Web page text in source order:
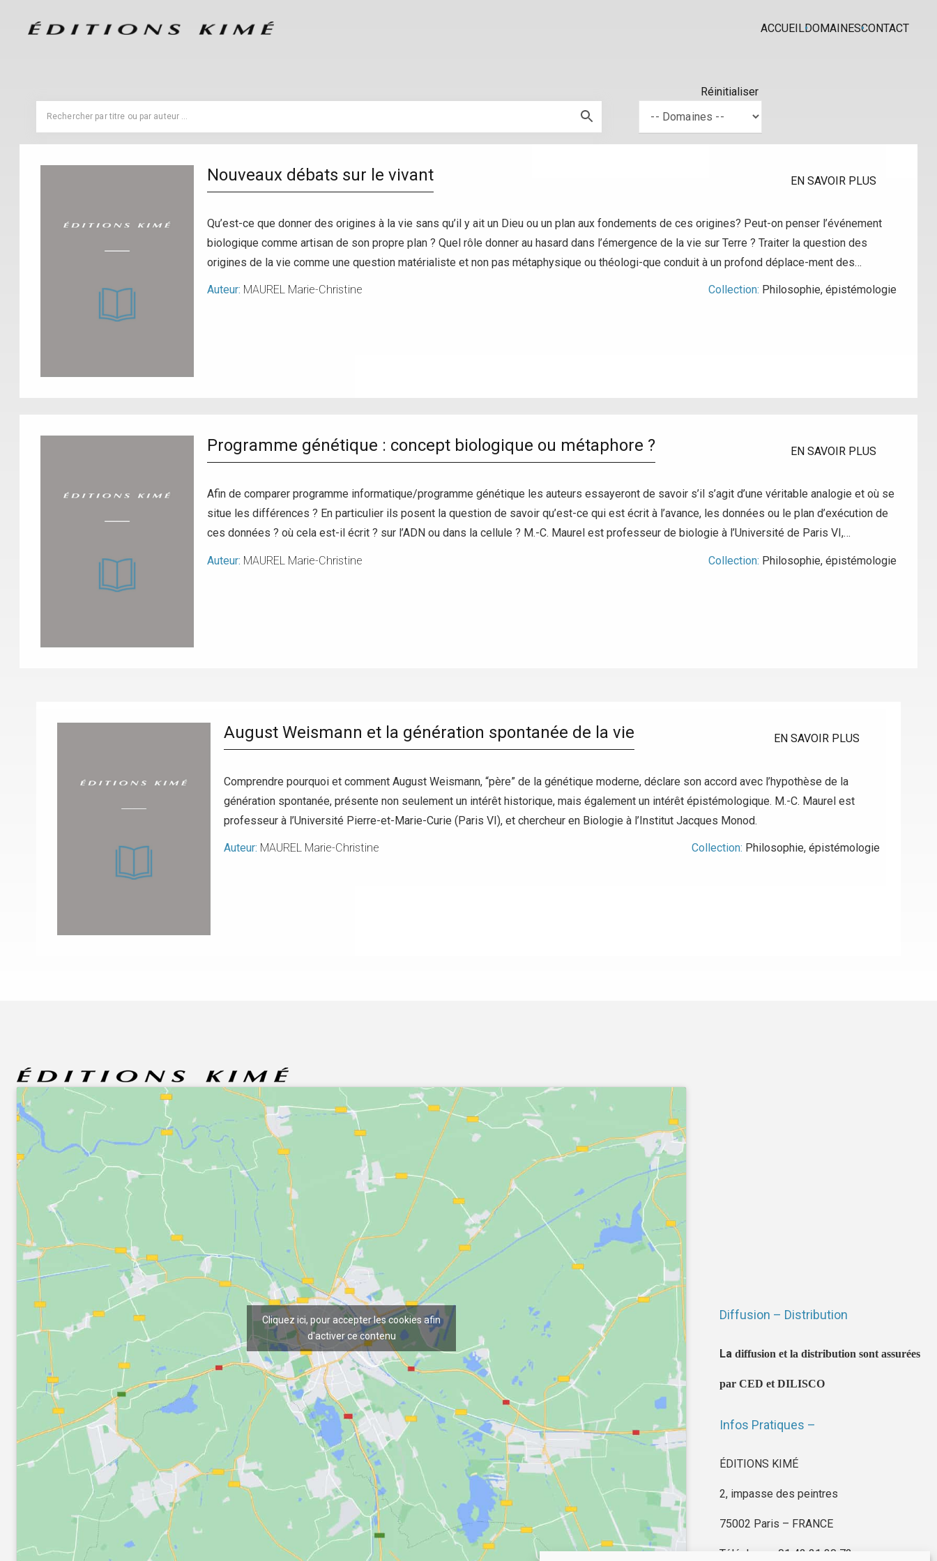
ACCUEILDOMAINESCONTACT
Réinitialiser
Nouveaux débats sur le vivant EN SAVOIR PLUS
Qu’est-ce que donner des origines à la vie sans qu’il y ait un Dieu ou un plan aux fondements de ces origines? Peut-on penser l’événement
biologique comme artisan de son propre plan ? Quel rôle donner au hasard dans l’émergence de la vie sur Terre ? Traiter la question des
origines de la vie comme une question matérialiste et non pas métaphysique ou théologi-que conduit à un profond déplace-ment des…
Auteur: MAUREL Marie-Christine Collection: Philosophie, épistémologie
Programme génétique : concept biologique ou métaphore ? EN SAVOIR PLUS
Afin de comparer programme informatique/programme génétique les auteurs essayeront de savoir s’il s’agit d’une véritable analogie et où se
situe les différences ? En particulier ils posent la question de savoir qu’est-ce qui est écrit à l’avance, les données ou le plan d’exécution de
ces données ? où cela est-il écrit ? sur l’ADN ou dans la cellule ? M.-C. Maurel est professeur de biologie à l’Université de Paris VI,…
Auteur: MAUREL Marie-Christine Collection: Philosophie, épistémologie
August Weismann et la génération spontanée de la vie EN SAVOIR PLUS
Comprendre pourquoi et comment August Weismann, “père” de la génétique moderne, déclare son accord avec l’hypothèse de la
génération spontanée, présente non seulement un intérêt historique, mais également un intérêt épistémologique. M.-C. Maurel est
professeur à l’Université Pierre-et-Marie-Curie (Paris VI), et chercheur en Biologie à l’Institut Jacques Monod.
Auteur: MAUREL Marie-Christine Collection: Philosophie, épistémologie
Cliquez ici, pour accepter les cookies afin
d'activer ce contenu
Diffusion – Distribution
La diffusion et la distribution sont assurées
par CED et DILISCO
Infos Pratiques –
ÉDITIONS KIMÉ
2, impasse des peintres
75002 Paris – FRANCE
Téléphone : 01 42 21 30 72